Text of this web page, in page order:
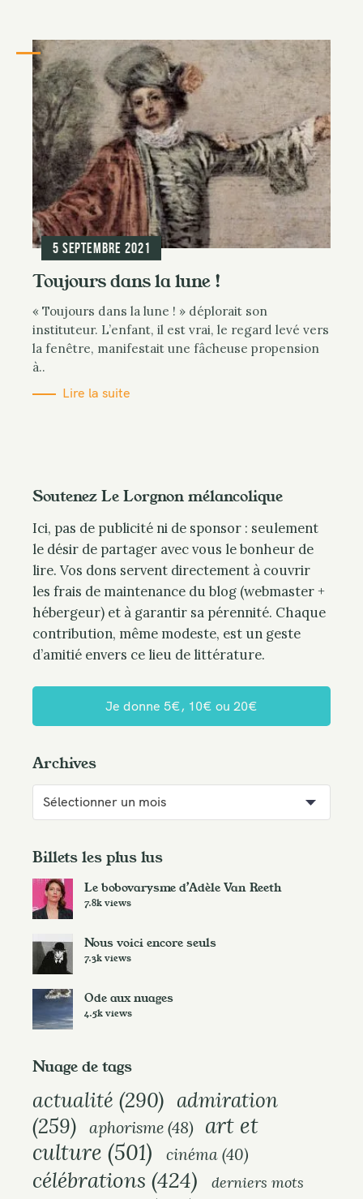
5 septembre 2021
Toujours dans la lune !
« Toujours dans la lune ! » déplorait son
instituteur. L’enfant, il est vrai, le regard levé vers
la fenêtre, manifestait une fâcheuse propension
à..
Lire la suite
Soutenez Le Lorgnon mélancolique
Ici, pas de publicité ni de sponsor : seulement
le désir de partager avec vous le bonheur de
lire. Vos dons servent directement à couvrir
les frais de maintenance du blog (webmaster +
hébergeur) et à garantir sa pérennité. Chaque
contribution, même modeste, est un geste
d’amitié envers ce lieu de littérature.
Je donne 5€, 10€ ou 20€
Archives
r
h
i
e
Billets les plus lus
Le bobovarysme d’Adèle Van Reeth
7.8k views
Nous voici encore seuls
7.3k views
Ode aux nuages
4.5k views
Nuage de tags
actualité (290) admiration
(259)
aphorisme (48) art et
culture (501) cinéma (40)
célébrations (424) derniers mots